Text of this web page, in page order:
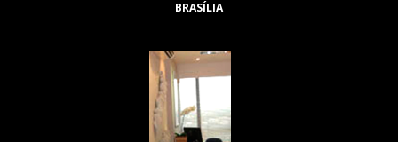
BRASÍLIA